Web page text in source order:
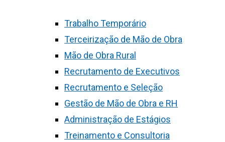
Trabalho Temporário
Terceirização de Mão de Obra
Mão de Obra Rural
Recrutamento de Executivos
Recrutamento e Seleção
Gestão de Mão de Obra e RH
Administração de Estágios
Treinamento e Consultoria